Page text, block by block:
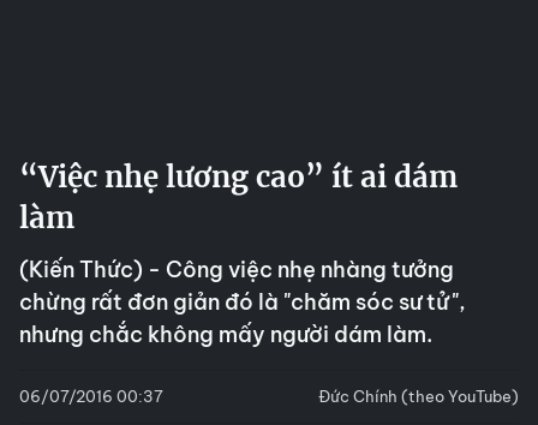
“Việc nhẹ lương cao” ít ai dám
làm
(Kiến Thức) - Công việc nhẹ nhàng tưởng
chừng rất đơn giản đó là "chăm sóc sư tử",
nhưng chắc không mấy người dám làm.
06/07/2016 00:37 Đức Chính (theo YouTube)